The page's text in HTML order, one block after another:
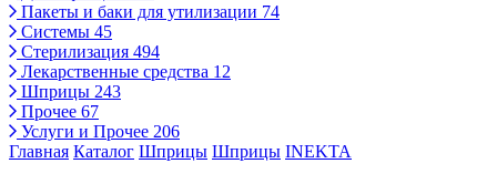
Пакеты и баки для утилизации 74
Системы 45
Стерилизация 494
Лекарственные средства 12
Шприцы 243
Прочее 67
Услуги и Прочее 206
Главная Каталог Шприцы Шприцы INEKTA